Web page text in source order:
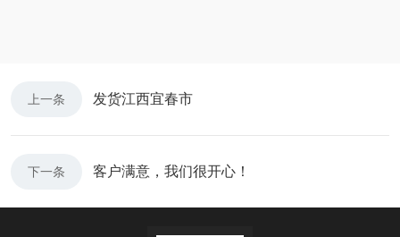
上一条 发货江西宜春市
下一条 客户满意，我们很开心！